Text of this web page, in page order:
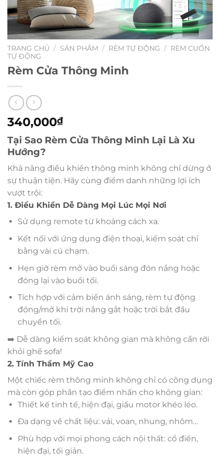
TRANG CHỦ / SẢN PHẨM / RÈM TỰ ĐỘNG / RÈM CUỐN
TỰ ĐỘNG
Rèm Cửa Thông Minh
340,000₫
Tại Sao Rèm Cửa Thông Minh Lại Là Xu
Hướng?
Khả năng điều khiển thông minh không chỉ dừng ở
sự thuận tiện. Hãy cùng điểm danh những lợi ích
vượt trội:
1. Điều Khiển Dễ Dàng Mọi Lúc Mọi Nơi
Sử dụng remote từ khoảng cách xa.
Kết nối với ứng dụng điện thoại, kiểm soát chỉ
bằng vài cú chạm.
Hẹn giờ rèm mở vào buổi sáng đón nắng hoặc
đóng lại vào buổi tối.
Tích hợp với cảm biến ánh sáng, rèm tự động
đóng/mở khi trời nắng gắt hoặc trời bắt đầu
chuyển tối.
➡️ Dễ dàng kiểm soát không gian mà không cần rời
khỏi ghế sofa!
2. Tính Thẩm Mỹ Cao
Một chiếc rèm thông minh không chỉ có công dụng
mà còn góp phần tạo điểm nhấn cho không gian:
Thiết kế tinh tế, hiện đại, giấu motor khéo léo.
Đa dạng về chất liệu: vải, voan, nhung, nhôm…
Phù hợp với mọi phong cách nội thất: cổ điển,
hiện đại, tối giản.